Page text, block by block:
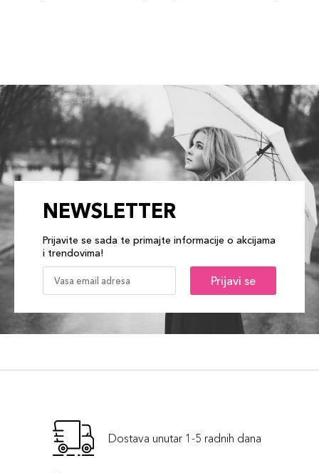
NEWSLETTER
Prijavite se sada te primajte informacije o akcijama
i trendovima!
Prijavi se
Dostava unutar 1-5 radnih dana